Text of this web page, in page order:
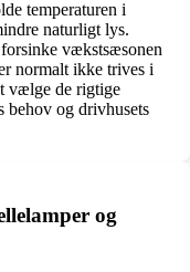
temperaturen i
naturligt lys.
vækstsæsonen
normalt ikke trives i
vælge de rigtige
behov og drivhusets
og